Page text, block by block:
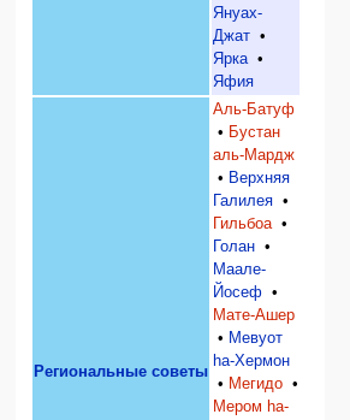
Януах-
Джат •
Ярка•
Яфия
Региональные советы
Аль-Батуф
• Бустан
аль-Мардж
• Верхняя
Галилея •
Гильбоа•
Голан •
Маале-
Йосеф •
Мате-Ашер
• Мевуот
hа-Хермон
• Мегидо •
Мером hа-